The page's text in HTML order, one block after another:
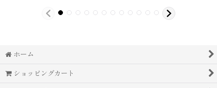
ホーム
ショッピングカート